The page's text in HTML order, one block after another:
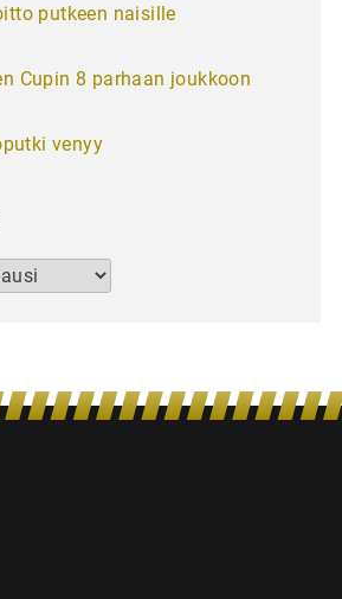
putkeen naisille
Cupin 8 parhaan joukkoon
venyy